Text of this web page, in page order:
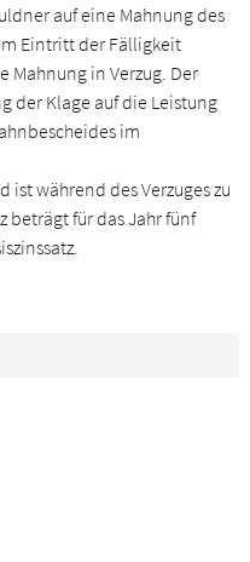
auf eine Mahnung des
Eintritt der Fälligkeit
Mahnung in Verzug. Der
der Klage auf die Leistung
im
ist während des Verzuges zu
beträgt für das Jahr fünf